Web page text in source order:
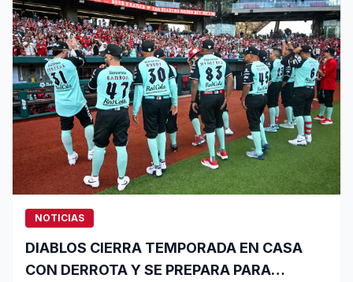
NOTICIAS
DIABLOS CIERRA TEMPORADA EN CASA
CON DERROTA Y SE PREPARA PARA